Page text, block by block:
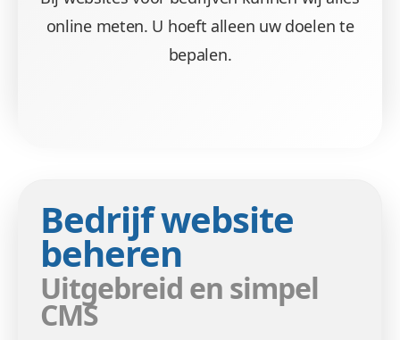
online meten. U hoeft alleen uw doelen te
bepalen.
Bedrijf website
beheren
Uitgebreid en simpel
CMS